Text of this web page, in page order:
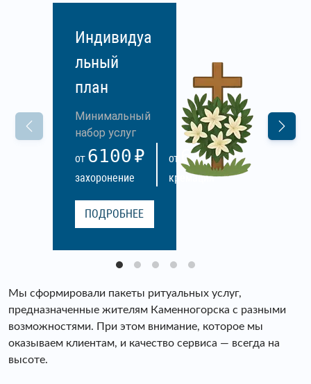
Индивидуа
льный
план
Минимальный
набор услуг
ОТ 6100
захоронение
ОТ 6100
кремация
ПОДРОБНЕЕ
Мы сформировали пакеты ритуальных услуг,
предназначенные жителям Каменногорска с разными
возможностями. При этом внимание, которое мы
оказываем клиентам, и качество сервиса — всегда на
высоте.